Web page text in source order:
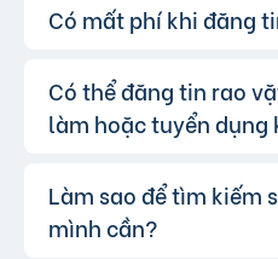
Có mất phí khi đăng
Trả lời: Chúng tôi
phí cơ bản cho tất cả
thị, bạn có thể lựa chọn
cấp với chi phí hợp lý,
VIP.
Có thể đăng tin rao
làm hoặc tuyển dụng
Trả lời: Hoàn toàn có
tôi hỗ trợ đăng tin tuyển
Làm sao để tìm kiếm
mình cần?